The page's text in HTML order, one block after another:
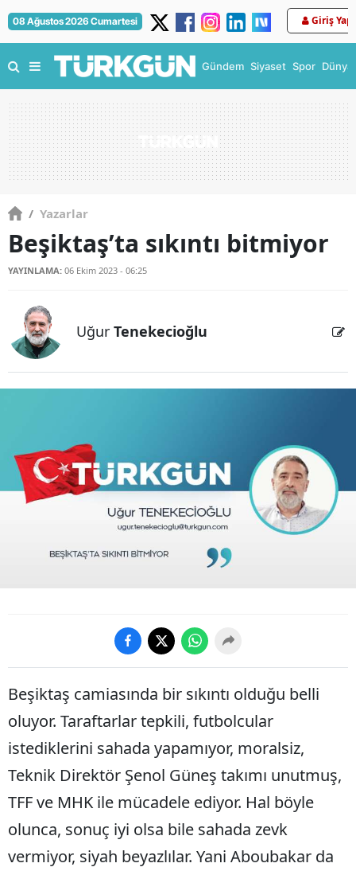
08 Ağustos 2026 Cumartesi Giriş Yap
Gündem Siyaset Spor Dünya
/ Yazarlar
Beşiktaş’ta sıkıntı bitmiyor
YAYINLAMA: 06 Ekim 2023 - 06:25
Uğur Tenekecioğlu
Beşiktaş camiasında bir sıkıntı olduğu belli
oluyor. Taraftarlar tepkili, futbolcular
istediklerini sahada yapamıyor, moralsiz,
Teknik Direktör Şenol Güneş takımı unutmuş,
TFF ve MHK ile mücadele ediyor. Hal böyle
olunca, sonuç iyi olsa bile sahada zevk
vermiyor, siyah beyazlılar. Yani Aboubakar da